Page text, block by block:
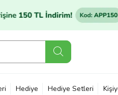
Hediye Hediye Setleri